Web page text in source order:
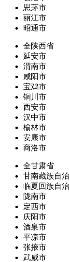
思茅市
丽江市
昭通市
全陕西省
延安市
渭南市
咸阳市
宝鸡市
铜川市
西安市
汉中市
榆林市
安康市
商洛市
全甘肃省
甘南藏族自
临夏回族自
陇南市
定西市
庆阳市
酒泉市
平凉市
张掖市
武威市